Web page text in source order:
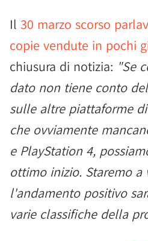
Il 30 marzo scorso
copie vendute in pochi
chiusura di notizia: "Se
dato non tiene conto
sulle altre piattaforme
che ovviamente
e PlayStation 4,
ottimo inizio. Staremo a
l'andamento positivo
varie classifiche della